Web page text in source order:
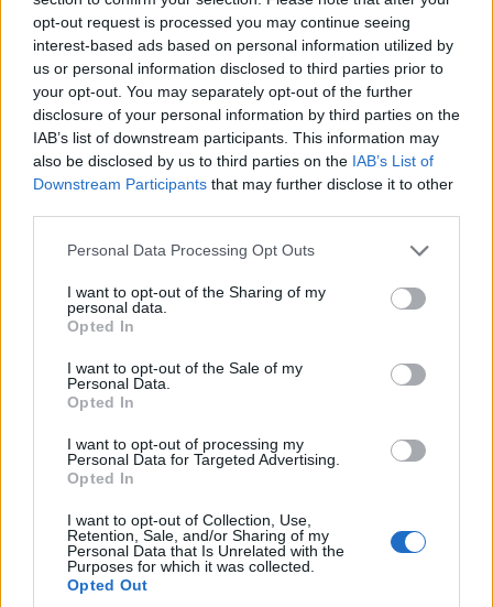
opt-out request is processed you may continue seeing
interest-based ads based on personal information utilized by
us or personal information disclosed to third parties prior to
your opt-out. You may separately opt-out of the further
disclosure of your personal information by third parties on the
IAB’s list of downstream participants. This information may
also be disclosed by us to third parties on the IAB’s List of
Downstream Participants that may further disclose it to other
Personal Data Processing Opt Outs
I want to opt-out of the Sharing of my
personal data.
Opted In
I want to opt-out of the Sale of my
Personal Data.
Opted In
I want to opt-out of processing my
Personal Data for Targeted Advertising.
Opted In
I want to opt-out of Collection, Use,
Retention, Sale, and/or Sharing of my
Personal Data that Is Unrelated with the
Purposes for which it was collected.
Opted Out
Στόλου και αποτελούν την τέταρτη γενιά
πυρηνοκίνητων υποβρυχίων της Ρωσίας.
30 ΙΟΥΛ. 2025, 11:49
Σεισμός 8,8 Ρίχτερ στη Ρωσία:
Τουλάχιστον 30 μετασεισμοί –
Ειδοποιήσεις για τσουνάμι [vids]
Ο σεισμός 8,7-8,8 βαθμών προκάλεσε την
κήρυξη συναγερμού σε πολλές χώρες του
Ειρηνικού καθώς προκάλεσε τσουνάμι.